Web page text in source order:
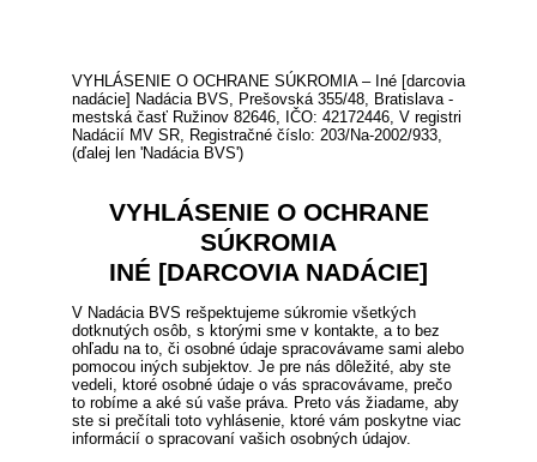
VYHLÁSENIE O OCHRANE SÚKROMIA – Iné [darcovia
nadácie] Nadácia BVS, Prešovská 355/48, Bratislava -
mestská časť Ružinov 82646, IČO: 42172446, V registri
Nadácií MV SR, Registračné číslo: 203/Na-2002/933,
(ďalej len 'Nadácia BVS')
VYHLÁSENIE O OCHRANE
SÚKROMIA
INÉ [DARCOVIA NADÁCIE]
V Nadácia BVS rešpektujeme súkromie všetkých
dotknutých osôb, s ktorými sme v kontakte, a to bez
ohľadu na to, či osobné údaje spracovávame sami alebo
pomocou iných subjektov. Je pre nás dôležité, aby ste
vedeli, ktoré osobné údaje o vás spracovávame, prečo
to robíme a aké sú vaše práva. Preto vás žiadame, aby
ste si prečítali toto vyhlásenie, ktoré vám poskytne viac
informácií o spracovaní vašich osobných údajov.